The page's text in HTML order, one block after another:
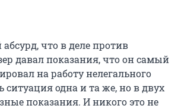
что в деле против
давал показания, что он самый
на работу нелегального
ситуация одна и та же, но в двух
показания. И никого это не